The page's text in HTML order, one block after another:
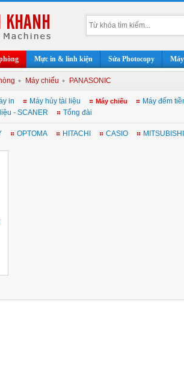
Mực in & linh kiện Sửa Photocopy
Máy chiếu PANASONIC
in Máy hủy tài liệu Máy chiếu
Máy đếm
- SCANER
Tổng đài
OPTOMA HITACHI CASIO MITSUBISHI